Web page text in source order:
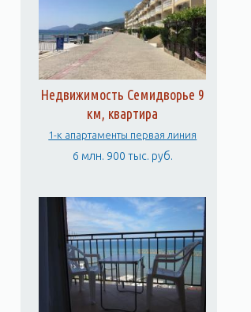
Недвижимость Семидворье 9
км, квартира
1-к апартаменты первая линия
6 млн. 900 тыс. руб.